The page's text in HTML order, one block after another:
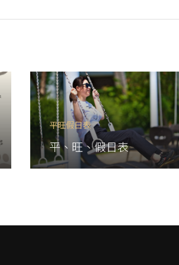
平旺假日表
平、旺、假日表